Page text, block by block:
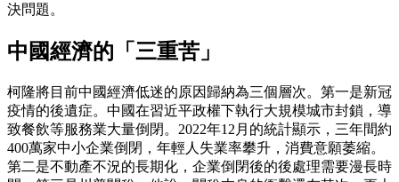
決問題。
中國經濟的「三重苦」
柯隆將目前中國經濟低迷的原因歸納為三個層次。第一是新冠
疫情的後遺症。中國在習近平政權下執行大規模城市封鎖，導
致餐飲等服務業大量倒閉。2022年12月的統計顯示，三年間約
400萬家中小企業倒閉，年輕人失業率攀升，消費意願萎縮。
第二是不動產不況的長期化，企業倒閉後的後處理需要漫長時